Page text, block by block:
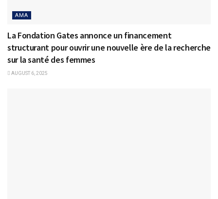
AMA
La Fondation Gates annonce un financement
structurant pour ouvrir une nouvelle ère de la recherche
sur la santé des femmes
AUGUST 6, 2025